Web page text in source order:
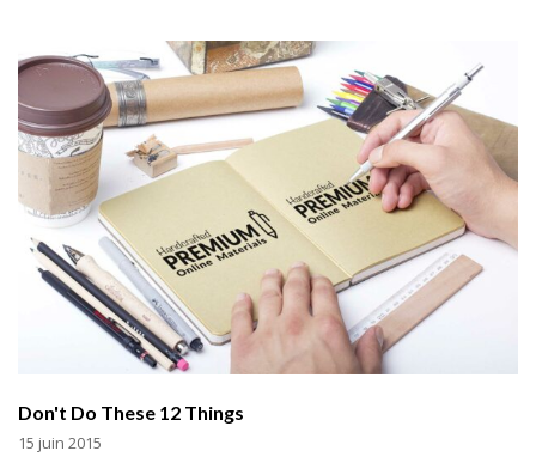
Don't Do These 12 Things
15 juin 2015